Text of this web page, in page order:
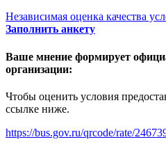
Независимая оценка качества
Заполнить анкету
Ваше мнение формирует
организации:
Чтобы оценить условия
ссылке ниже.
https://bus.gov.ru/qrcode/rate/